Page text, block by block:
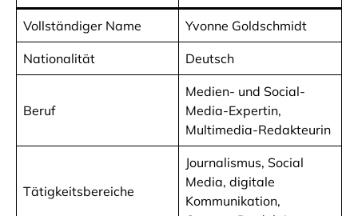
Vollständiger Name Yvonne Goldschmidt
Nationalität Deutsch
Beruf
Medien- und Social-
Media-Expertin,
Multimedia-Redakteurin
Tätigkeitsbereiche
Journalismus, Social
Media, digitale
Kommunikation,